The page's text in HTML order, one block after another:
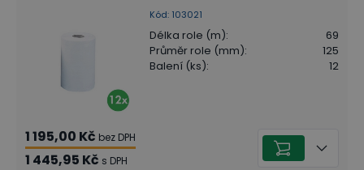
Kód: 103021
Délka role (m):
69
Průměr role (mm):
125
Balení (ks): 12
1 195,00 Kč bez DPH
1 445,95 Kč s DPH